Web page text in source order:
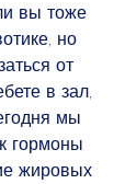
вы тоже
но
от
в зал,
мы
гормоны
жировых